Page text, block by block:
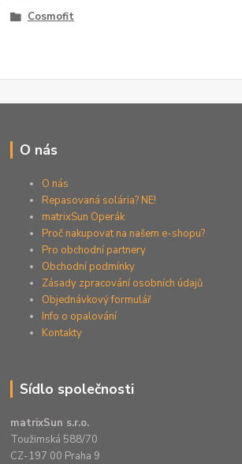
Cosmofit
O nás
O nás
Repasovaná solária? NE!
matrixSun Operák
Proč nakupovat na našem e-shopu?
Pro obchodní partnery
Obchodní podmínky
Zásady zpracování osobních údajů
Objednávkový formulář
Info o opalování
Kontakty
Sídlo společnosti
matrixSun s.r.o.
Toužimská 588/70
CZ-197 00 Praha 9